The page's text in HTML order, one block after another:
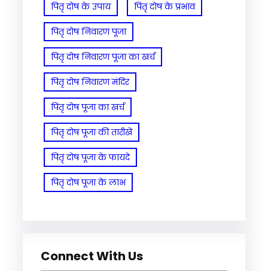
पितृ दोष के उपाय पितृ दोष के प्रभाव
पितृ दोष निवारण पूजा
पितृ दोष निवारण पूजा का खर्च
पितृ दोष निवारण मंदिर
पितृ दोष पूजा का खर्च
पितृ दोष पूजा की तारीखें
पितृ दोष पूजा के फायदे
पितृ दोष पूजा के लाभ
Connect With Us